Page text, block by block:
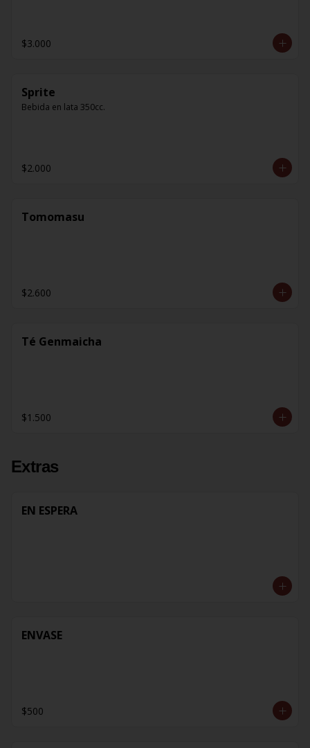
$3.000
Sprite
Bebida en lata 350cc.
$2.000
Tomomasu
$2.600
Té Genmaicha
$1.500
Extras
EN ESPERA
ENVASE
$500